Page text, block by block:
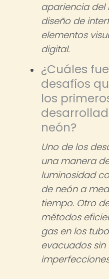
apariencia del
diseño de
elementos
digital.
¿Cuáles
desafíos
los
neón?
Uno de los
una manera
luminosidad
de neón a
tiempo. Otro
métodos
gas en los
evacuados sin